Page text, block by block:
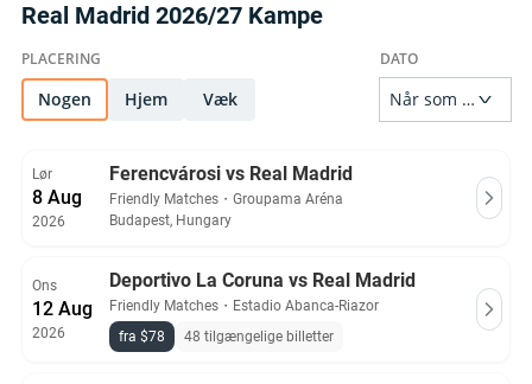
sekundære markeder og officielle hospitality-partnere – så du
Alle Real Madrid billetter på Ticket-Compare.com er ægte og
garanti.
Real Madrid 2026/27 Kampe
Nogen Hjem Væk
Lør
8 Aug
2026
Ferencvárosi vs Real Madrid
Friendly Matches ・ Groupama Aréna
Budapest, Hungary
Ons
12 Aug
2026
Deportivo La Coruna vs Real Madrid
Friendly Matches ・ Estadio Abanca-Riazor
fra $78
48 tilgængelige billetter